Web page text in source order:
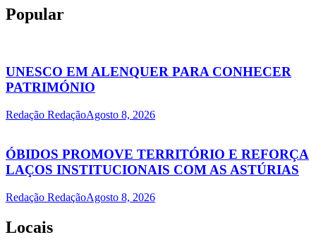
Popular
UNESCO EM ALENQUER PARA CONHECER
PATRIMÓNIO
Redação RedaçãoAgosto 8, 2026
ÓBIDOS PROMOVE TERRITÓRIO E REFORÇA
LAÇOS INSTITUCIONAIS COM AS ASTÚRIAS
Redação RedaçãoAgosto 8, 2026
Locais